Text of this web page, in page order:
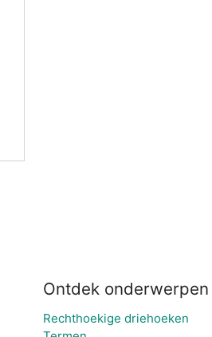
Ontdek onderwerpen
Rechthoekige driehoeken